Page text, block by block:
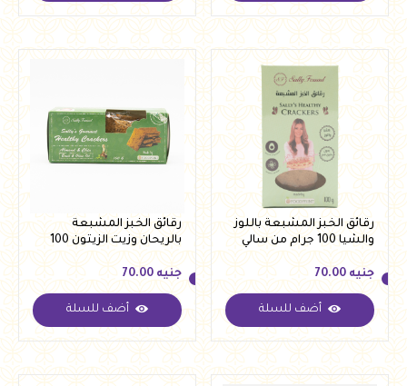
رقائق الخبز المشبعة باللوز
والشيا 100 جرام من سالي
فؤاد
جنيه
جنيه 70.00
أضف للسلة
رقائق الخبز المشبعة
بالريحان وزيت الزيتون 100
جرام من سالي فؤاد
جنيه
جنيه 70.00
أضف للسلة